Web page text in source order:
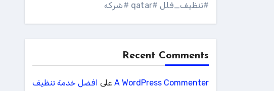
#تنظيف_فلل #qatar #شركه
Recent Comments
A WordPress Commenterعلى افضل خدمة تنظيف